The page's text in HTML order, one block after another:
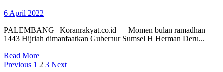
6 April 2022
PALEMBANG | Koranrakyat.co.id — Momen bulan ramadhan
1443 Hijriah dimanfaatkan Gubernur Sumsel H Herman Deru...
Read More
Paginasi
Previous 1 2 3 Next